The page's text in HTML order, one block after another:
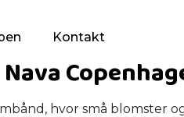
Kontakt
hvor små blomster